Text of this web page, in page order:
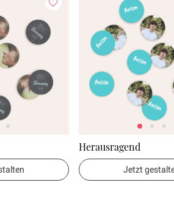
Herausragend
Jetzt